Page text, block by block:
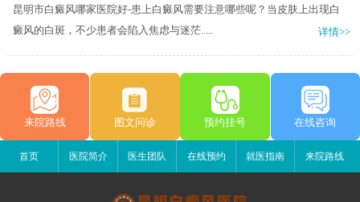
昆明市白癜风哪家医院好-患上白癜风需要注意哪些呢？当皮肤上出现白
癜风的白斑，不少患者会陷入焦虑与迷茫.....
详情>>
来院路线 图文问诊 预约挂号 在线咨询
首页 医院简介 医生团队 在线预约 就医指南 来院路线